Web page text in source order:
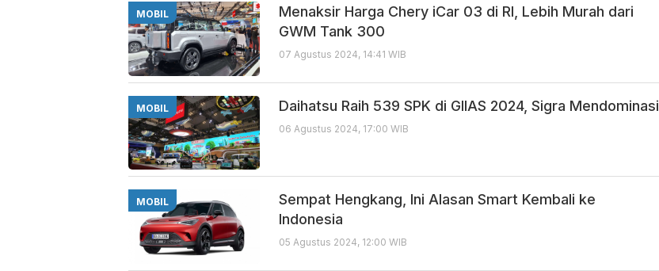
MOBIL
Menaksir Harga Chery iCar 03 di RI, Lebih Murah dari
GWM Tank 300
07 Agustus 2024, 14:41 WIB
MOBIL Daihatsu Raih 539 SPK di GIIAS 2024, Sigra Mendominasi
06 Agustus 2024, 17:00 WIB
MOBIL
Sempat Hengkang, Ini Alasan Smart Kembali ke
Indonesia
05 Agustus 2024, 12:00 WIB